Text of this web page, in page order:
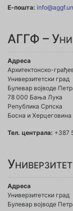
Е-пошта:
АГГФ –
Адреса
Архитектонско-
Универзитетски град
Булевар војводе
78 000 Бања Лука
Република Српска
Босна и Херцеговина
Тел. централа: +387
Адреса
Универзитетски град
Булевар војводе